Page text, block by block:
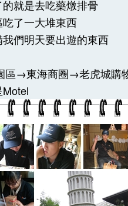
就是去吃藥燉排骨
了一大堆東西
們明天要出遊的東西
區→東海商圈→老虎城購